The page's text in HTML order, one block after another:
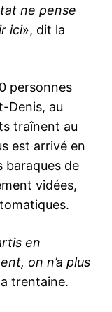
ne pense
ici», dit la
personnes
Denis, au
traînent au
est arrivé en
baraques de
vidées,
en
on n’a plus
trentaine.